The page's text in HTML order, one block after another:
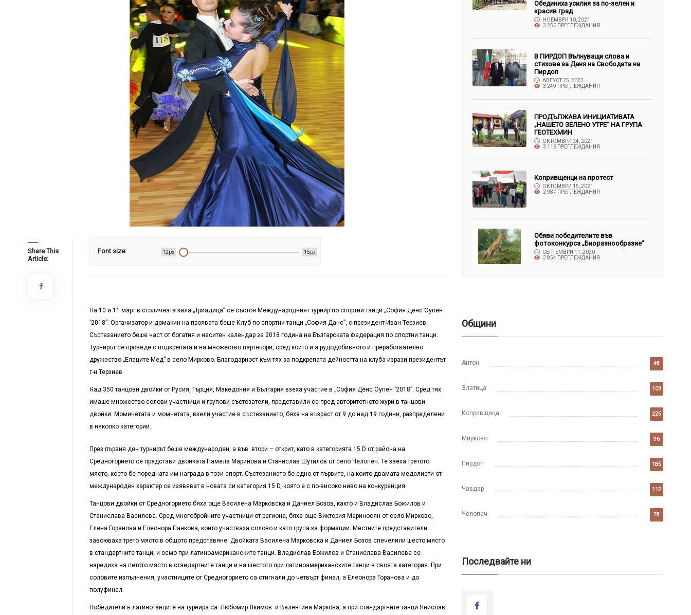
Share This
Article:
Font size: 12px 15px
На 10 и 11 март в столичната зала „Триадица” се състоя Международният турнир по спортни танци „София Денс Оупен
‘2018”. Организатор и домакин на проявата беше Клуб по спортни танци „София Данс”, с президент Иван Терзиев.
Състезанието беше част от богатия и наситен календар за 2018 година на Българската федерация по спортни танци.
Турнирът се проведе с подкрепата и на множество партньори, сред които и а рудодобивното и преработвателно
дружество „Елаците-Мед” в село Мирково. Благодарност към тях за подкрепата дейността на клуба изрази президентът
г-н Терзиев.
Над 350 танцови двойки от Русия, Гърция, Македония и България взеха участие в „София Денс Оупен ‘2018”. Сред тях
имаше множество солови участници и групови състезатели, представили се пред авторитетното жури в танцови
двойки. Момичетата и момчетата, взели участие в състезанието, бяха на възраст от 9 до над 19 години, разпределени
в няколко категории.
През първия ден турнирът беше международен, а във втори – открит, като в категорията 15 D от района на
Средногорието се представи двойката Памела Маринова и Станислав Шутилов от село Челопеч. Те заеха третото
място, което бе поредната им награда в този спорт. Състезанието бе едно от първите, на които двамата медалисти от
международен характер се изявяват в новата си категория 15 D, която е с по-високо ниво на конкуренция.
Танцови двойки от Средногорието бяха още Василена Марковска и Даниел Бозов, както и Владислав Божилов и
Станислава Василева. Сред многобройните участници от региона, бяха още Виктория Мариносян от село Мирково,
Елена Горанова и Елеонора Панкова, които участваха солово и като група за формации. Местните представители
завоюваха трето място в общото представяне. Двойката Василена Марковска и Даниел Бозов спечелили шесто място
в стандартните танци, и осмо при латиноамериканските танци. Владислав Божилов и Станислава Василева се
наредиха на петото място в стандартните танци и на шестото при латиноамериканските танци в своята категория. При
соловите изпълнения, участниците от Средногорието са стигнали до четвърт финал, а Елеонора Горанова и до
полуфинал.
Победители в латинотанците на турнира са Любомир Якимов и Валентина Маркова, а при стандартните танци Янислав
Обединиха усилия за по-зелен и
красив град
НОЕМВРИ 10, 2021
3 250 ПРЕГЛЕЖДАНИЯ
В ПИРДОП Вълнуващи слова и
стихове за Деня на Свободата на
Пирдоп
АВГУСТ 25, 2023
3 249 ПРЕГЛЕЖДАНИЯ
ПРОДЪЛЖАВА ИНИЦИАТИВАТА
„НАШЕТО ЗЕЛЕНО УТРЕ“ НА ГРУПА
ГЕОТЕХМИН
ОКТОМВРИ 24, 2021
3 116 ПРЕГЛЕЖДАНИЯ
Копривщенци на протест
ОКТОМВРИ 15, 2021
2 987 ПРЕГЛЕЖДАНИЯ
Обяви победителите във
фотоконкурса „Биоразнообразие“
СЕПТЕМВРИ 11, 2020
2 854 ПРЕГЛЕЖДАНИЯ
Общини
Антон 48
Златица 103
Копривщица 225
Мирково 96
Пирдоп 185
Чавдар 112
Челопеч 78
Последвайте ни